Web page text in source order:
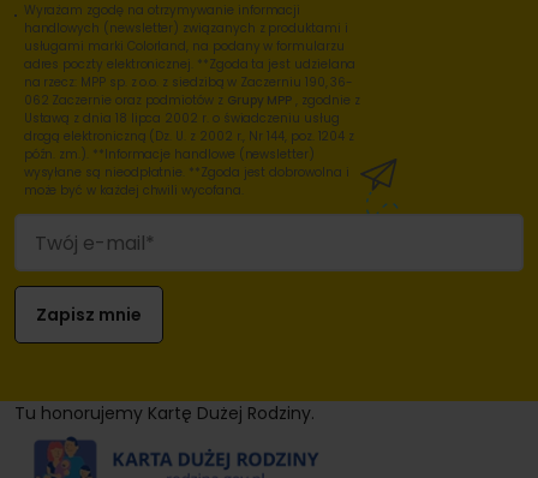
Wyrażam zgodę na otrzymywanie informacji
handlowych (newsletter) związanych z produktami i
usługami marki Colorland, na podany w formularzu
adres poczty elektronicznej. **Zgoda ta jest udzielana
na rzecz: MPP sp. z o.o. z siedzibą w Zaczerniu 190, 36-
062 Zaczernie oraz podmiotów z Grupy MPP , zgodnie z
Ustawą z dnia 18 lipca 2002 r. o świadczeniu usług
drogą elektroniczną (Dz. U. z 2002 r., Nr 144, poz. 1204 z
późn. zm.). **Informacje handlowe (newsletter)
wysyłane są nieodpłatnie. **Zgoda jest dobrowolna i
może być w każdej chwili wycofana.
Tu honorujemy Kartę Dużej Rodziny.